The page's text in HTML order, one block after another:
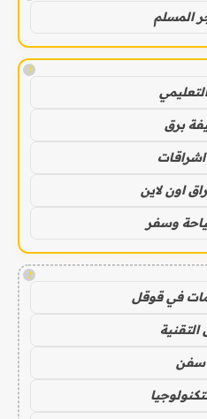
المسلم
!
برق
اون لاين
وسفر
!
في قوقل
التقنية
سفن